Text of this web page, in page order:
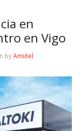
en
en Vigo
byAmiitel